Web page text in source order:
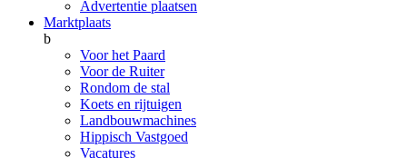
Advertentie plaatsen
Marktplaats
b
Voor het Paard
Voor de Ruiter
Rondom de stal
Koets en rijtuigen
Landbouwmachines
Hippisch Vastgoed
Vacatures